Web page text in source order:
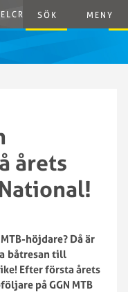
E-CYCLING
SÖK MENY
årets
höjdare? Då är
båtresan till
Efter första årets
på GGN MTB